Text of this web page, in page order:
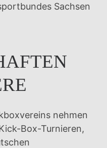
Sachsen
nehmen
Box-Turnieren,